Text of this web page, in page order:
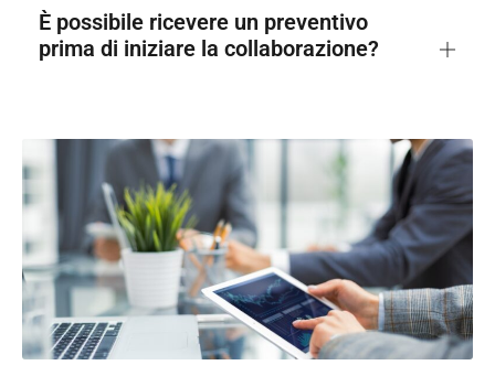
È possibile ricevere un preventivo
prima di iniziare la collaborazione?